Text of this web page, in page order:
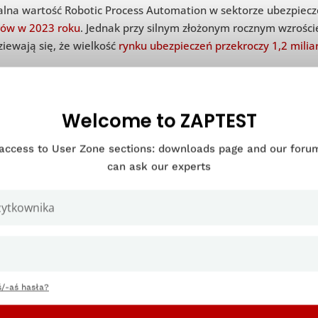
wartość Robotic Process Automation w sektorze
w 2023 roku. Jednak przy silnym złożonym rocznym
się, że wielkość rynku ubezpieczeń przekroczy 1,2
udział w globalnym rynku mają Ameryka Północna
około jedna piąta wydatków pochodzi z regionu Azji i
wzrośnie, ponieważ region ten kontynuuje swoją
Czynniki wpływające
Welcome to ZAPTEST
to User Zone sections: downloads page and our
can ask our experts
aś hasła?